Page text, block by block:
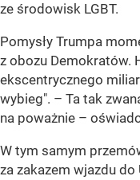
ze środowisk LGBT.
Pomysły Trumpa
z obozu Demokratów.
ekscentrycznego
wybieg". – Ta tak
na poważnie –
W tym samym
za zakazem wjazdu